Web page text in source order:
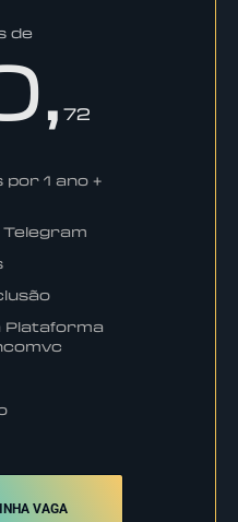
de
72
1 ano +
Telegram
Plataforma
VAGA